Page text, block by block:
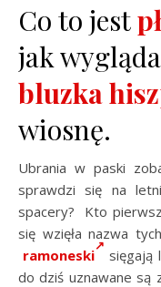
Co to jest
jak
bluzka
wiosnę.
Ubrania w paski
sprawdzi się na
spacery? Kto
się wzięła nazwa
ramoneski
sięgają
do dziś uznawane są